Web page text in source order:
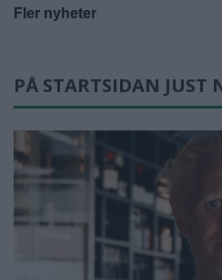
Fler nyheter
PÅ STARTSIDAN JUST